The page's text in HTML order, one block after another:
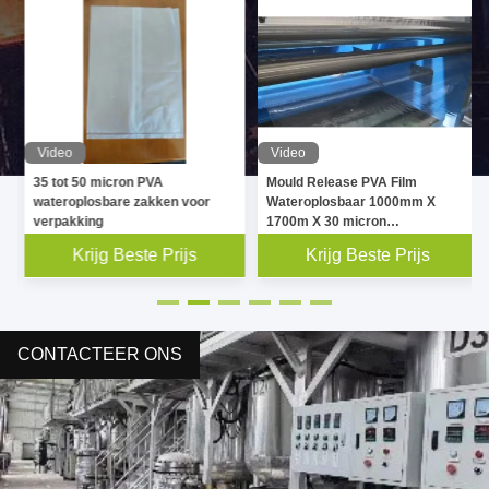
Video
35 tot 50 micron PVA
wateroplosbare zakken voor
verpakking
Krijg Beste Prijs
Video
Mould Release PVA Film
Wateroplosbaar 1000mm X
1700m X 30 micron
Krijg Beste Prijs
CONTACTEER ONS